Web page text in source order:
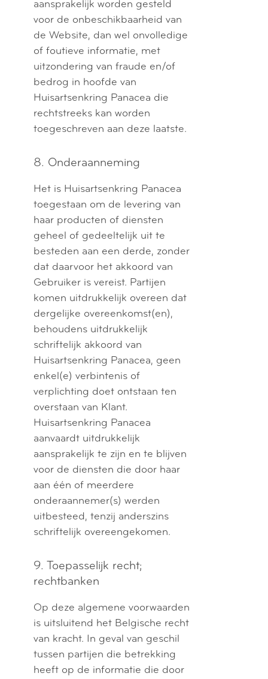
aansprakelijk worden gesteld
voor de onbeschikbaarheid van
de Website, dan wel onvolledige
of foutieve informatie, met
uitzondering van fraude en/of
bedrog in hoofde van
Huisartsenkring Panacea die
rechtstreeks kan worden
toegeschreven aan deze laatste.
8. Onderaanneming
Het is Huisartsenkring Panacea
toegestaan om de levering van
haar producten of diensten
geheel of gedeeltelijk uit te
besteden aan een derde, zonder
dat daarvoor het akkoord van
Gebruiker is vereist. Partijen
komen uitdrukkelijk overeen dat
dergelijke overeenkomst(en),
behoudens uitdrukkelijk
schriftelijk akkoord van
Huisartsenkring Panacea, geen
enkel(e) verbintenis of
verplichting doet ontstaan ten
overstaan van Klant.
Huisartsenkring Panacea
aanvaardt uitdrukkelijk
aansprakelijk te zijn en te blijven
voor de diensten die door haar
aan één of meerdere
onderaannemer(s) werden
uitbesteed, tenzij anderszins
schriftelijk overeengekomen.
9. Toepasselijk recht;
rechtbanken
Op deze algemene voorwaarden
is uitsluitend het Belgische recht
van kracht. In geval van geschil
tussen partijen die betrekking
heeft op de informatie die door